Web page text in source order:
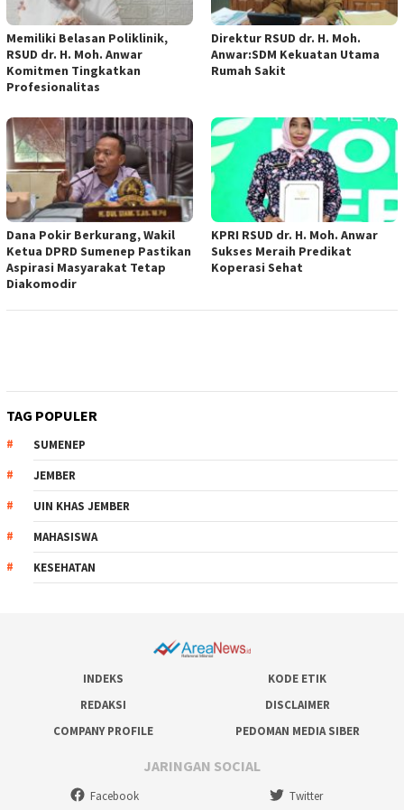
Memiliki Belasan Poliklinik,
RSUD dr. H. Moh. Anwar
Komitmen Tingkatkan
Profesionalitas
Direktur RSUD dr. H. Moh.
Anwar:SDM Kekuatan Utama
Rumah Sakit
Dana Pokir Berkurang, Wakil
Ketua DPRD Sumenep Pastikan
Aspirasi Masyarakat Tetap
Diakomodir
KPRI RSUD dr. H. Moh. Anwar
Sukses Meraih Predikat
Koperasi Sehat
TAG POPULER
SUMENEP
JEMBER
UIN KHAS JEMBER
MAHASISWA
KESEHATAN
INDEKS
KODE ETIK
REDAKSI
DISCLAIMER
COMPANY PROFILE
PEDOMAN MEDIA SIBER
JARINGAN SOCIAL
Facebook Twitter